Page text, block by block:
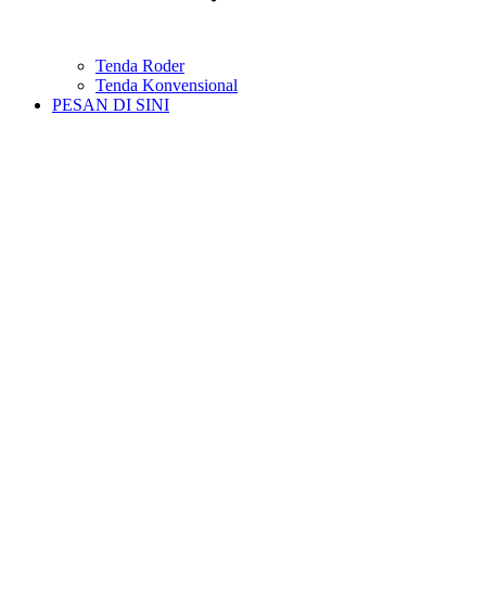
Tenda Roder
Tenda Konvensional
PESAN DI SINI